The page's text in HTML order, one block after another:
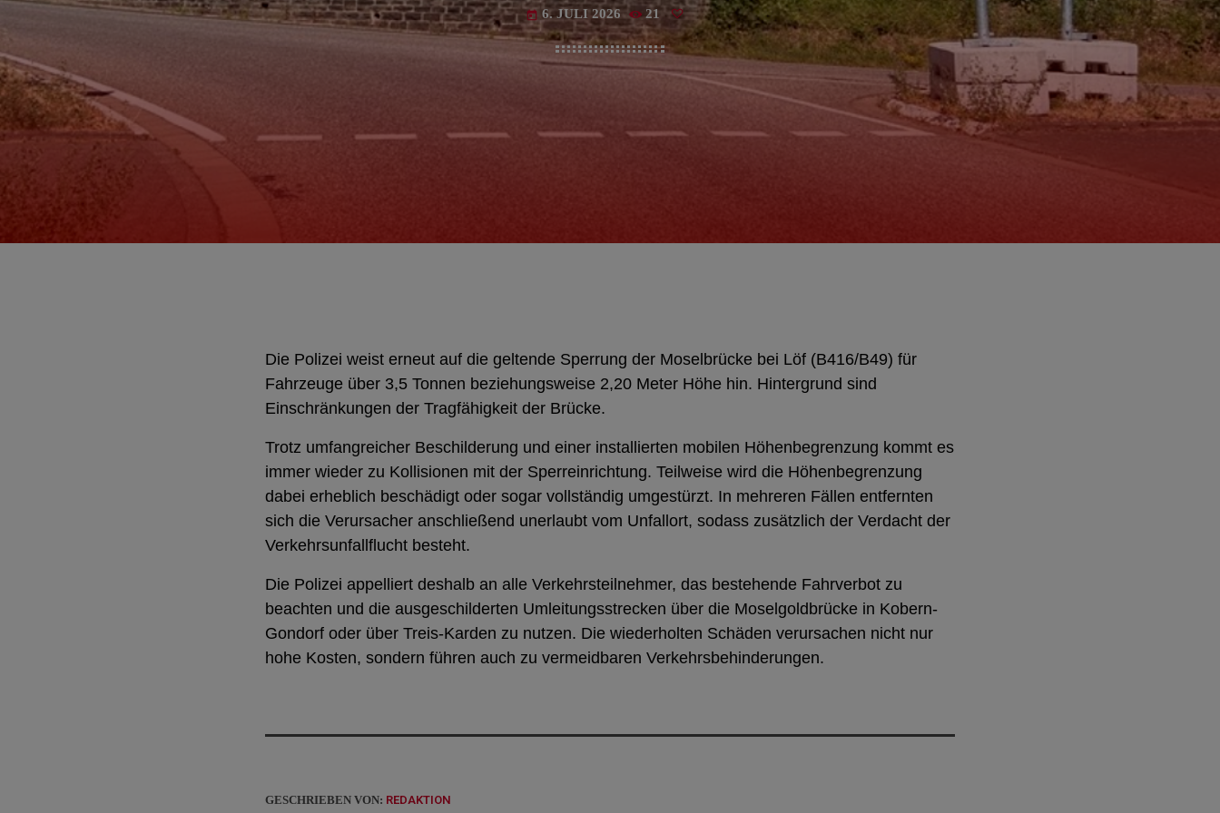
today 6. JULI 2026 21
Die Polizei weist erneut auf die geltende Sperrung der Moselbrücke bei Löf (B416/B49) für
Fahrzeuge über 3,5 Tonnen beziehungsweise 2,20 Meter Höhe hin. Hintergrund sind
Einschränkungen der Tragfähigkeit der Brücke.
Trotz umfangreicher Beschilderung und einer installierten mobilen Höhenbegrenzung kommt es
immer wieder zu Kollisionen mit der Sperreinrichtung. Teilweise wird die Höhenbegrenzung
dabei erheblich beschädigt oder sogar vollständig umgestürzt. In mehreren Fällen entfernten
sich die Verursacher anschließend unerlaubt vom Unfallort, sodass zusätzlich der Verdacht der
Verkehrsunfallflucht besteht.
Die Polizei appelliert deshalb an alle Verkehrsteilnehmer, das bestehende Fahrverbot zu
beachten und die ausgeschilderten Umleitungsstrecken über die Moselgoldbrücke in Kobern-
Gondorf oder über Treis-Karden zu nutzen. Die wiederholten Schäden verursachen nicht nur
hohe Kosten, sondern führen auch zu vermeidbaren Verkehrsbehinderungen.
GESCHRIEBEN VON: REDAKTION